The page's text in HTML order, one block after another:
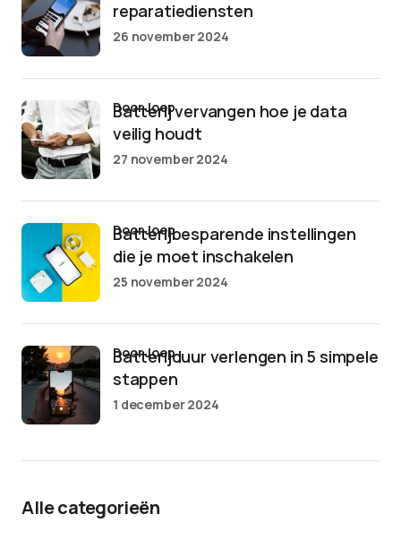
reparatiediensten
26 november 2024
Batterij vervangen hoe je data
veilig houdt
door Joep
27 november 2024
Batterijbesparende instellingen
die je moet inschakelen
door Joep
25 november 2024
Batterijduur verlengen in 5 simpele
stappen
door Joep
1 december 2024
Alle categorieën